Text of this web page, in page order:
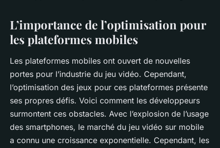
L’importance de l’optimisation pour
les plateformes mobiles
Les plateformes mobiles ont ouvert de nouvelles
portes pour l’industrie du jeu vidéo. Cependant,
l’optimisation des jeux pour ces plateformes présente
ses propres défis. Voici comment les développeurs
surmontent ces obstacles. Avec l’explosion de l’usage
des smartphones, le marché du jeu vidéo sur mobile
a connu une croissance exponentielle. Cependant, les